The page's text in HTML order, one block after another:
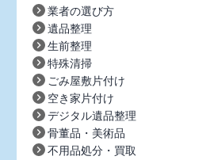
業者の選び方
遺品整理
生前整理
特殊清掃
ごみ屋敷片付け
空き家片付け
デジタル遺品整理
骨董品・美術品
不用品処分・買取